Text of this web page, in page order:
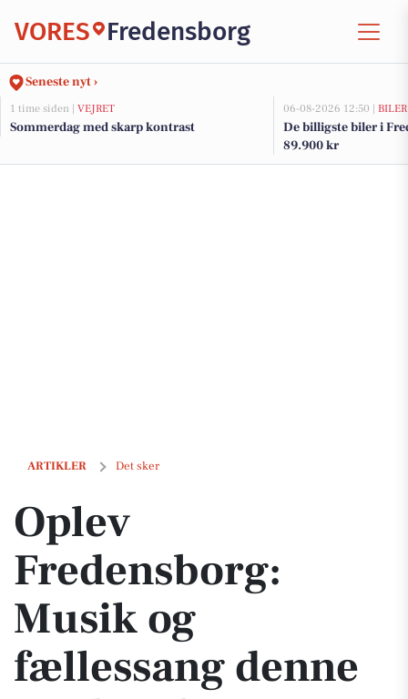
VORES Fredensborg
Seneste nyt ›
1 time siden | VEJRET
Sommerdag med skarp kontrast
06-08-2026 12:50 | BILER
De billigste biler i
89.900 kr
ARTIKLER Det sker
Oplev Fredensborg: Musik og fællessang denne weekend
Oplev
Fredensborg:
Musik og
fællessang denne